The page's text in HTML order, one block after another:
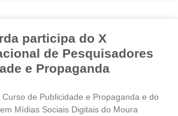
participa do X
de Pesquisadores
e Propaganda
de Publicidade e Propaganda e do
Mídias Sociais Digitais do Moura